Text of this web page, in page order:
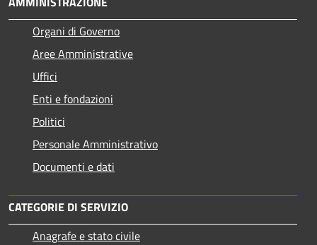
Organi di Governo
Aree Amministrative
Uffici
Enti e fondazioni
Politici
Personale Amministrativo
Documenti e dati
CATEGORIE DI SERVIZIO
Anagrafe e stato civile